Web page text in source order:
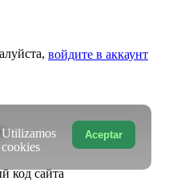
войдите в аккаунт
код сайта
Aceptar
Utilizamos
cookies